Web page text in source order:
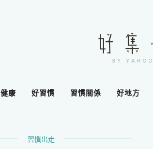
康 好習慣 習慣關係 好地方
習慣出走